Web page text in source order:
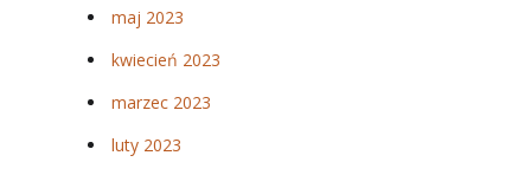
maj 2023
kwiecień 2023
marzec 2023
luty 2023